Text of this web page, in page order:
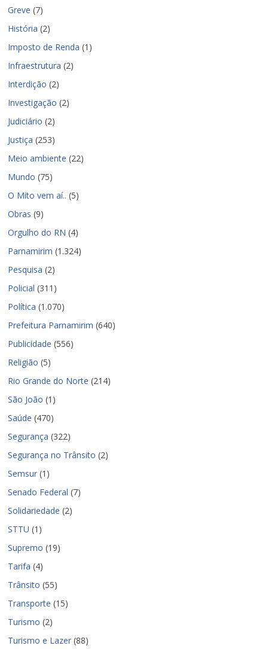
Greve (7)
História (2)
Imposto de Renda (1)
Infraestrutura (2)
Interdição (2)
Investigação (2)
Judiciário (2)
Justiça (253)
Meio ambiente (22)
Mundo (75)
O Mito vem aí.. (5)
Obras (9)
Orgulho do RN (4)
Parnamirim (1.324)
Pesquisa (2)
Policial (311)
Política (1.070)
Prefeitura Parnamirim (640)
Publicidade (556)
Religião (5)
Rio Grande do Norte (214)
São João (1)
Saúde (470)
Segurança (322)
Segurança no Trânsito (2)
Semsur (1)
Senado Federal (7)
Solidariedade (2)
STTU (1)
Supremo (19)
Tarifa (4)
Trânsito (55)
Transporte (15)
Turismo (2)
Turismo e Lazer (88)